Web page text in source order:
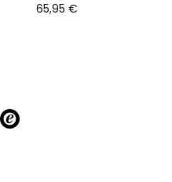
65,95 €